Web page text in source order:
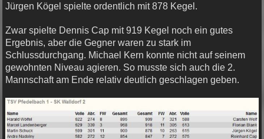
Jürgen Kögel spielte ordentlich mit 878 Kegel.
Zwar spielte Dennis Cap mit 919 Kegel noch ein gutes
Ergebnis, aber die Gegner waren zu stark im
Schlussdurchgang. Michael Kern konnte nicht auf seinem
gewohnten Niveau agieren. So musste sich auch die 2.
Mannschaft am Ende relativ deutlich geschlagen geben.